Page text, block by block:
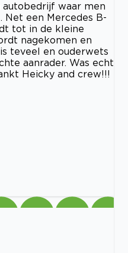
waar men
een Mercedes B-
tot in de kleine
nagekomen en
teveel en ouderwets
aanrader. Was echt
Heicky and crew!!!